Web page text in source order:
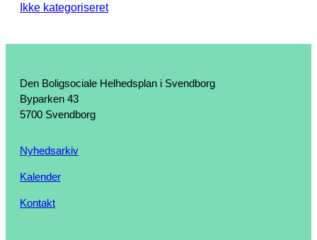
Ikke kategoriseret
Den Boligsociale Helhedsplan i Svendborg
Byparken 43
5700 Svendborg
Nyhedsarkiv
Kalender
Kontakt